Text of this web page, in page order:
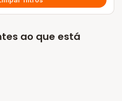
ao que está